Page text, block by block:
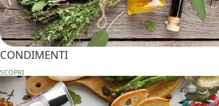
CONDIMENTI
SCOPRI